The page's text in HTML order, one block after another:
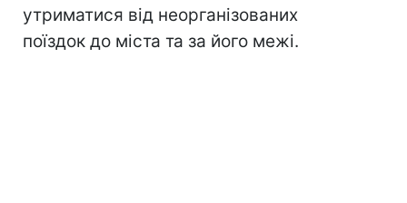
утриматися від неорганізованих
поїздок до міста та за його межі.